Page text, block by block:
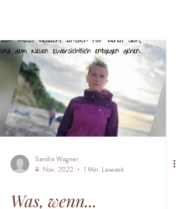
Sandra Wagner
8. Nov. 2022
1 Min. Lesezeit
Was, wenn...